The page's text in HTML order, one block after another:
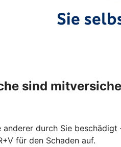
sind
anderer durch Sie
für den Schaden auf.